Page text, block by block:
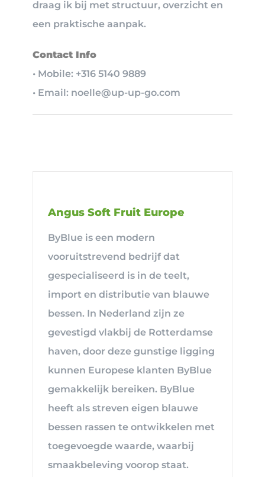
draag ik bij met structuur, overzicht en
een praktische aanpak.
Contact Info
• Mobile: +316 5140 9889
• Email: noelle@up-up-go.com
Angus Soft Fruit Europe
ByBlue is een modern
vooruitstrevend bedrijf dat
gespecialiseerd is in de teelt,
import en distributie van blauwe
bessen. In Nederland zijn ze
gevestigd vlakbij de Rotterdamse
haven, door deze gunstige ligging
kunnen Europese klanten ByBlue
gemakkelijk bereiken. ByBlue
heeft als streven eigen blauwe
bessen rassen te ontwikkelen met
toegevoegde waarde, waarbij
smaakbeleving voorop staat.